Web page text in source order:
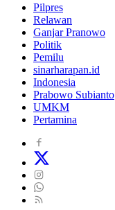
Pilpres
Relawan
Ganjar Pranowo
Politik
Pemilu
sinarharapan.id
Indonesia
Prabowo Subianto
UMKM
Pertamina